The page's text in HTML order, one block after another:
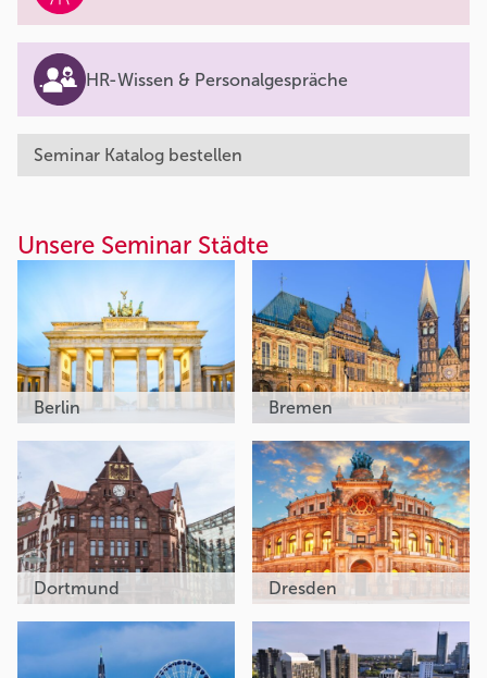
HR-Wissen & Personalgespräche
Seminar Katalog bestellen
Unsere Seminar Städte
Berlin Bremen
Dortmund Dresden